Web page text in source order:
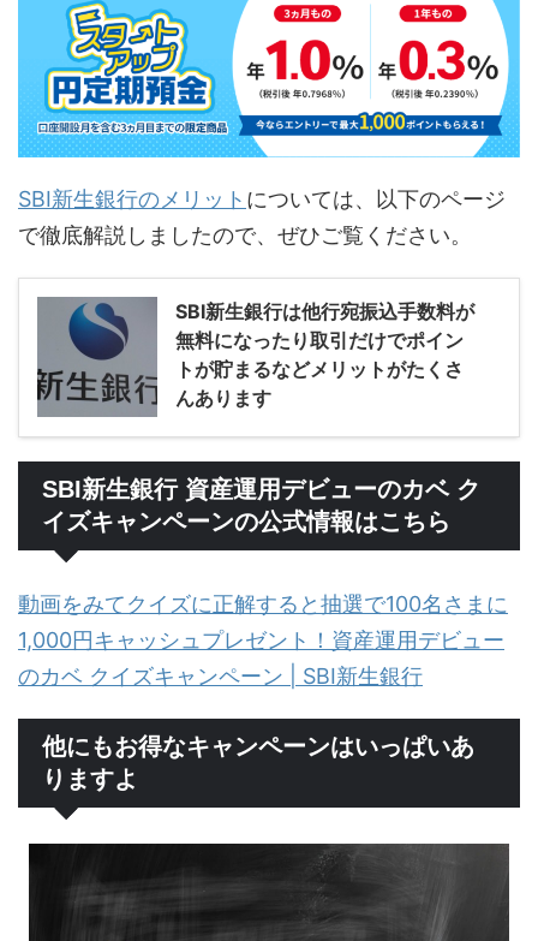
SBI新生銀行のメリット については、以下のページ
で徹底解説しましたので、ぜひご覧ください。
SBI新生銀行は他行宛振込手数料が
無料になったり取引だけでポイン
トが貯まるなどメリットがたくさ
んあります
SBI新生銀行 資産運用デビューのカベ ク
イズキャンペーンの公式情報はこちら
動画をみてクイズに正解すると抽選で100名さまに
1,000円キャッシュプレゼント！資産運用デビュー
のカベ クイズキャンペーン | SBI新生銀行
他にもお得なキャンペーンはいっぱいあ
りますよ